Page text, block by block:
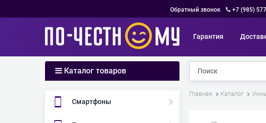
Обратный звонок +7 (985)
Гарантия
Каталог товаров
Смартфоны
Главная Каталог